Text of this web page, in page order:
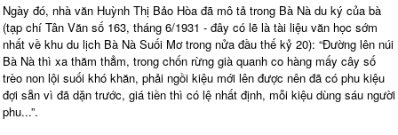
Ngày đó, nhà văn Huỳnh Thị Bảo Hòa đã mô tả trong Bà Nà du ký của bà
(tạp chí Tân Văn số 163, tháng 6/1931 - đây có lẽ là tài liệu văn học sớm
nhất về khu du lịch Bà Nà Suối Mơ trong nửa đầu thế kỷ 20): “Đường lên núi
Bà Nà thì xa thăm thẳm, trong chốn rừng già quanh co hàng mấy cây số
trèo non lội suối khó khăn, phải ngồi kiệu mới lên được nên đã có phu kiệu
đợi sẵn vì đã dặn trước, giá tiền thì có lệ nhất định, mỗi kiệu dùng sáu người
phu...”.